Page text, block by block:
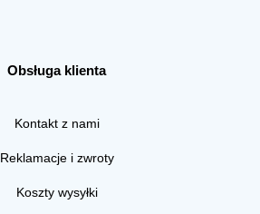
Obsługa klienta
Kontakt z nami
Reklamacje i zwroty
Koszty wysyłki